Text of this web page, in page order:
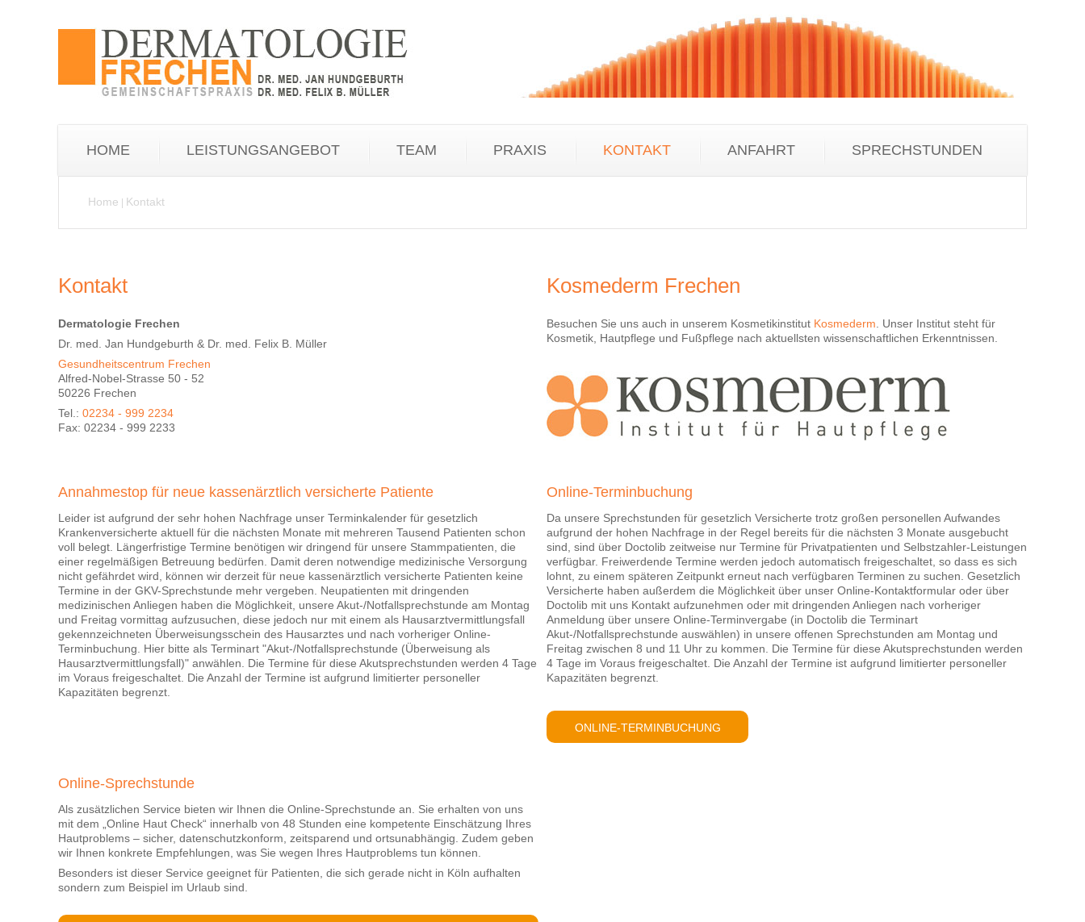
HOME LEISTUNGSANGEBOT TEAM PRAXIS KONTAKT ANFAHRT SPRECHSTUNDEN
Home Kontakt
Kontakt Kosmederm Frechen
Dermatologie Frechen
Dr. med. Jan Hundgeburth & Dr. med. Felix B. Müller
Gesundheitscentrum Frechen
Alfred-Nobel-Strasse 50 - 52
50226 Frechen
Tel.: 02234 - 999 2234
Fax: 02234 - 999 2233
Besuchen Sie uns auch in unserem Kosmetikinstitut Kosmederm . Unser Institut steht für
Kosmetik, Hautpflege und Fußpflege nach aktuellsten wissenschaftlichen Erkenntnissen.
Annahmestop für neue kassenärztlich versicherte Patiente
Leider ist aufgrund der sehr hohen Nachfrage unser Terminkalender für gesetzlich
Krankenversicherte aktuell für die nächsten Monate mit mehreren Tausend Patienten schon
voll belegt. Längerfristige Termine benötigen wir dringend für unsere Stammpatienten, die
einer regelmäßigen Betreuung bedürfen. Damit deren notwendige medizinische Versorgung
nicht gefährdet wird, können wir derzeit für neue kassenärztlich versicherte Patienten keine
Termine in der GKV-Sprechstunde mehr vergeben. Neupatienten mit dringenden
medizinischen Anliegen haben die Möglichkeit, unsere Akut-/Notfallsprechstunde am Montag
und Freitag vormittag aufzusuchen, diese jedoch nur mit einem als Hausarztvermittlungsfall
gekennzeichneten Überweisungsschein des Hausarztes und nach vorheriger Online-
Terminbuchung. Hier bitte als Terminart "Akut-/Notfallsprechstunde (Überweisung als
Hausarztvermittlungsfall)" anwählen. Die Termine für diese Akutsprechstunden werden 4 Tage
im Voraus freigeschaltet. Die Anzahl der Termine ist aufgrund limitierter personeller
Kapazitäten begrenzt.
Online-Terminbuchung
Da unsere Sprechstunden für gesetzlich Versicherte trotz großen personellen Aufwandes
aufgrund der hohen Nachfrage in der Regel bereits für die nächsten 3 Monate ausgebucht
sind, sind über Doctolib zeitweise nur Termine für Privatpatienten und Selbstzahler-Leistungen
verfügbar. Freiwerdende Termine werden jedoch automatisch freigeschaltet, so dass es sich
lohnt, zu einem späteren Zeitpunkt erneut nach verfügbaren Terminen zu suchen. Gesetzlich
Versicherte haben außerdem die Möglichkeit über unser Online-Kontaktformular oder über
Doctolib mit uns Kontakt aufzunehmen oder mit dringenden Anliegen nach vorheriger
Anmeldung über unsere Online-Terminvergabe (in Doctolib die Terminart
Akut-/Notfallsprechstunde auswählen) in unsere offenen Sprechstunden am Montag und
Freitag zwischen 8 und 11 Uhr zu kommen. Die Termine für diese Akutsprechstunden werden
4 Tage im Voraus freigeschaltet. Die Anzahl der Termine ist aufgrund limitierter personeller
Kapazitäten begrenzt.
ONLINE-TERMINBUCHUNG
Online-Sprechstunde
Als zusätzlichen Service bieten wir Ihnen die Online-Sprechstunde an. Sie erhalten von uns
mit dem „Online Haut Check“ innerhalb von 48 Stunden eine kompetente Einschätzung Ihres
Hautproblems – sicher, datenschutzkonform, zeitsparend und ortsunabhängig. Zudem geben
wir Ihnen konkrete Empfehlungen, was Sie wegen Ihres Hautproblems tun können.
Besonders ist dieser Service geeignet für Patienten, die sich gerade nicht in Köln aufhalten
sondern zum Beispiel im Urlaub sind.